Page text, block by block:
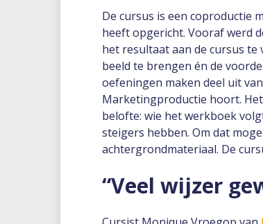
De cursus is een coproductie
heeft opgericht. Vooraf werd
het resultaat aan de cursus
beeld te brengen én de
oefeningen maken deel uit
Marketingproductie hoort.
belofte: wie het werkboek
steigers hebben. Om dat
achtergrondmateriaal. De
“Veel wijzer